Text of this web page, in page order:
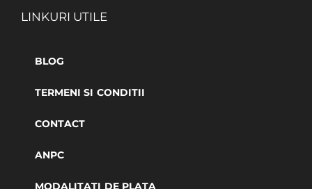
LINKURI UTILE
BLOG
TERMENI SI CONDITII
CONTACT
ANPC
MODALITATI DE PLATA